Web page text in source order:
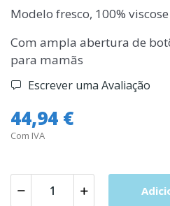
Modelo fresco, 100%
Com ampla abertura de
para mamãs
Escrever uma Avaliação
44,94 €
Com IVA